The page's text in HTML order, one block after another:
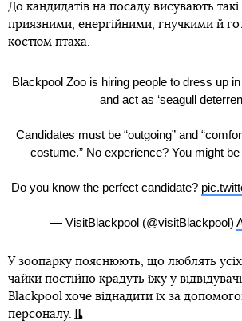
До кандидатів на посаду висувають
приязними, енергійними, гнучкими й
костюм птаха.
Blackpool Zoo is hiring people to dress up
and act as ‘seagull
Candidates must be “outgoing” and
costume.” No experience? You might
Do you know the perfect candidate?
— VisitBlackpool (@visitBlackpool)
У зоопарку пояснюють, що люблять
чайки постійно крадуть їжу у
Blackpool хоче віднадити їх за
персоналу.